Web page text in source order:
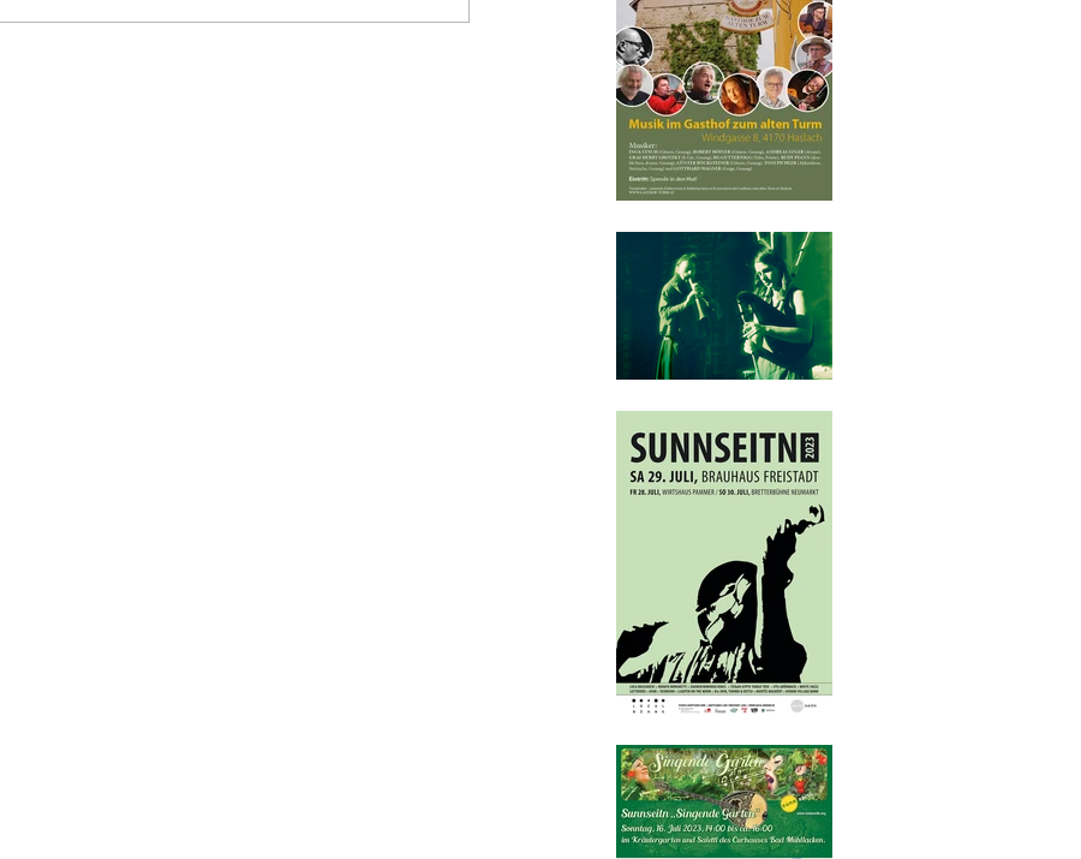
"A Neichtl komot" zum
Jahresausklang im Gasthaus
zum Alten Turm in Haslach. 28.
12. 2023 ab 19:30
Freitag 28. Juli bis Sonntag 30.
Juli 2023 „TANZLUST“